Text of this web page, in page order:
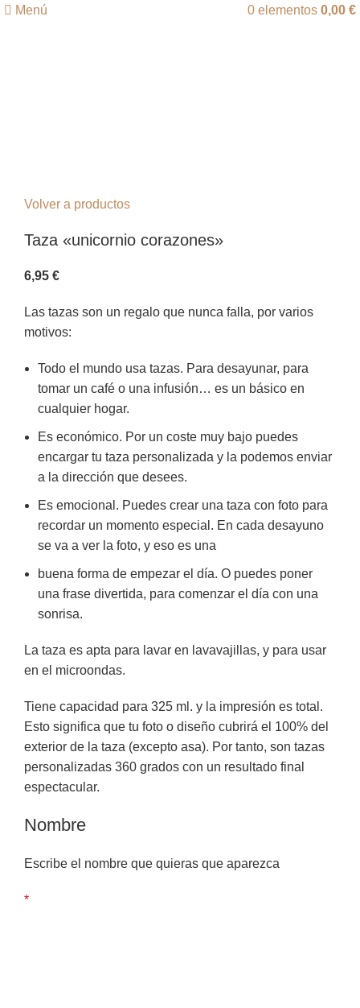
Menú 0 elementos 0,00 €
Volver a productos
Taza «unicornio corazones»
6,95 €
Las tazas son un regalo que nunca falla, por varios
motivos:
Todo el mundo usa tazas. Para desayunar, para
tomar un café o una infusión… es un básico en
cualquier hogar.
Es económico. Por un coste muy bajo puedes
encargar tu taza personalizada y la podemos enviar
a la dirección que desees.
Es emocional. Puedes crear una taza con foto para
recordar un momento especial. En cada desayuno
se va a ver la foto, y eso es una
buena forma de empezar el día. O puedes poner
una frase divertida, para comenzar el día con una
sonrisa.
La taza es apta para lavar en lavavajillas, y para usar
en el microondas.
Tiene capacidad para 325 ml. y la impresión es total.
Esto significa que tu foto o diseño cubrirá el 100% del
exterior de la taza (excepto asa). Por tanto, son tazas
personalizadas 360 grados con un resultado final
espectacular.
Nombre
Escribe el nombre que quieras que aparezca
*